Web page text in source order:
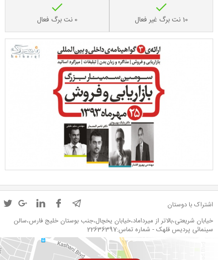
10 نت برگ غیر فعال 0 نت برگ فعال
اشتراک با دوستان
خیابان شریعتی،بالاتر از میرداماد،خیابان یخچال،جنب بوستان خلیج فارس،سالن
سینمائی پردیس قلهک - شماره تماس:22636397